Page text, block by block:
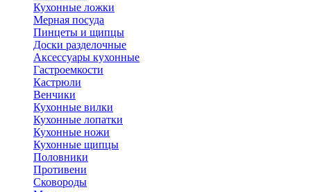
Кухонные ложки
Мерная посуда
Пинцеты и щипцы
Доски разделочные
Аксессуары кухонные
Гастроемкости
Кастрюли
Венчики
Кухонные вилки
Кухонные лопатки
Кухонные ножи
Кухонные щипцы
Половники
Противени
Сковороды